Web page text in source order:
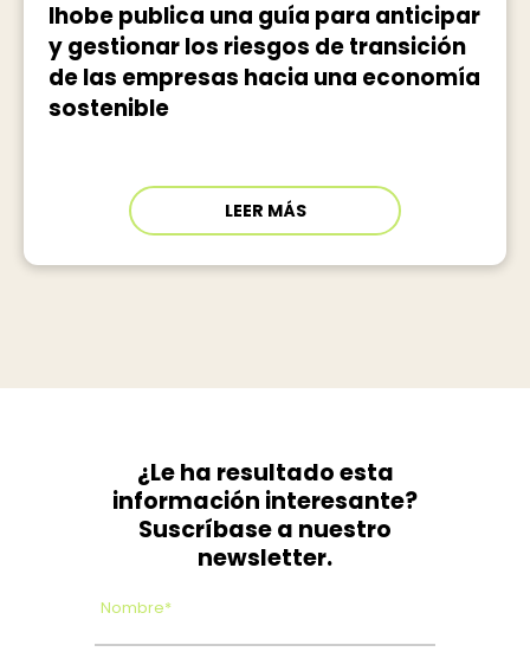
Ihobe publica una guía para anticipar
y gestionar los riesgos de transición
de las empresas hacia una economía
sostenible
LEER MÁS
¿Le ha resultado esta
información interesante?
Suscríbase a nuestro
newsletter.
Nombre*